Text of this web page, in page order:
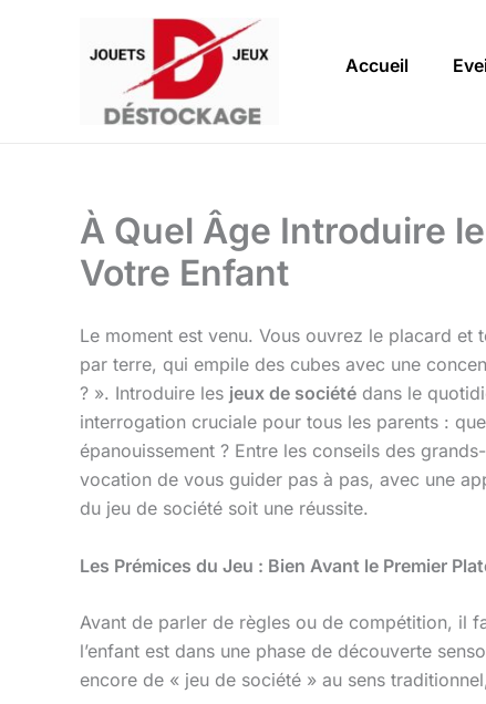
Accueil
À Quel Âge Introduire
Votre Enfant
Le moment est venu. Vous ouvrez le placard
par terre, qui empile des cubes avec une
? ». Introduire les jeux de société dans le
interrogation cruciale pour tous les parents :
épanouissement ? Entre les conseils des
vocation de vous guider pas à pas, avec une
du jeu de société soit une réussite.
Les Prémices du Jeu : Bien Avant le Premier
Avant de parler de règles ou de compétition, il
l’enfant est dans une phase de découverte
encore de « jeu de société » au sens